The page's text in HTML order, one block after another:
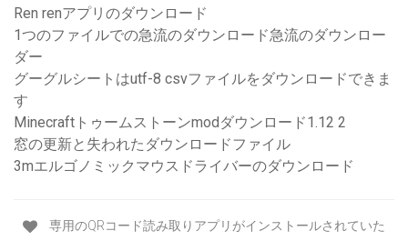
Ren renアプリのダウンロード
1つのファイルでの急流のダウンロード急流のダウンロー
ダー
グーグルシートはutf-8 csvファイルをダウンロードできま
す
Minecraftトゥームストーンmodダウンロード1.12 2
窓の更新と失われたダウンロードファイル
3mエルゴノミックマウスドライバーのダウンロード
専用のQRコード読み取りアプリがインストールされていた